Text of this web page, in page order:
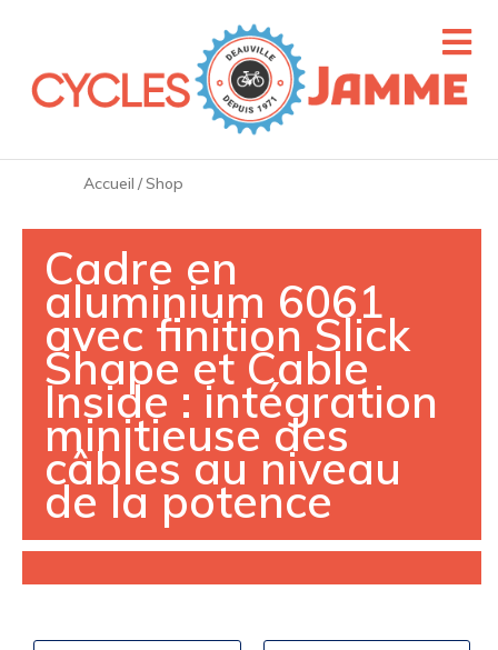
Accueil /Shop
Cadre en
aluminium 6061
avec finition Slick
Shape et Cable
Inside : intégration
minitieuse des
câbles au niveau
de la potence